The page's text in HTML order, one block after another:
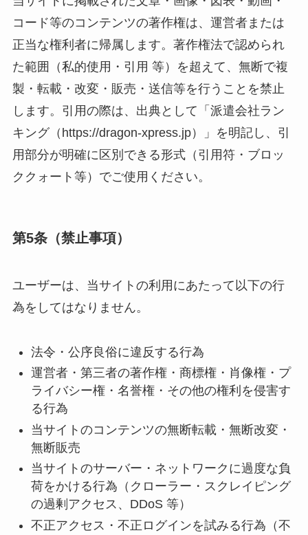
コード等のコンテンツの著作権は、運営者または
正当な権利者に帰属します。著作権法で認められ
た範囲（私的使用・引用 等）を超えて、無断で複
製・転載・改変・販売・送信等を行うことを禁止
します。引用の際は、出典として「派遣会社ラン
キング（https://dragon-xpress.jp）」を明記し、引
用部分が明確に区別できる形式（引用符・ブロッ
ククォート等）でご使用ください。
第5条（禁止事項）
ユーザーは、当サイトの利用にあたって以下の行
為をしてはなりません。
法令・公序良俗に違反する行為
運営者・第三者の著作権・商標権・肖像権・プ
ライバシー権・名誉権・その他の権利を侵害す
る行為
当サイトのコンテンツの無断転載・無断改変・
無断販売
当サイトのサーバー・ネットワークに過度な負
荷をかける行為（クローラー・スクレイピング
の過剰アクセス、DDoS 等）
不正アクセス・不正ログインを試みる行為（不